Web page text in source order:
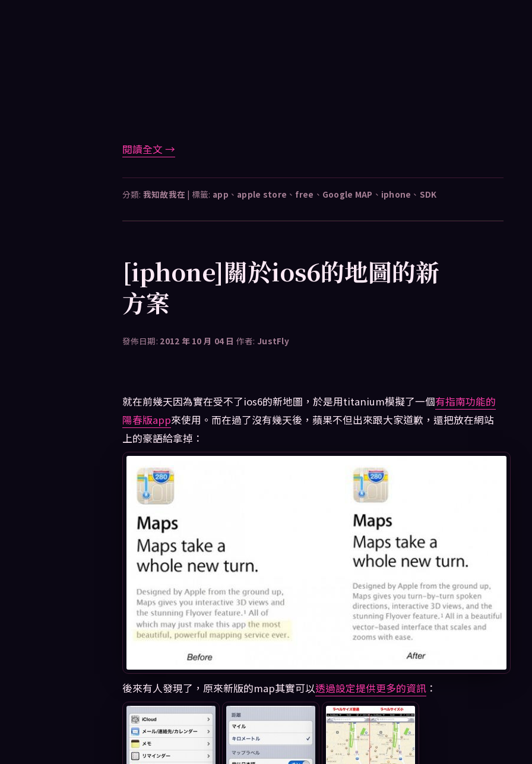
閱讀全文 →
分類: 我知故我在 | 標籤: app 、 apple store 、 free 、 Google MAP 、 iphone 、 SDK
[iphone]關於ios6的地圖的新
方案
發佈日期: 2012 年 10 月 04 日 作者: JustFly
就在前幾天因為實在受不了ios6的新地圖，於是用titanium模擬了一個有指南功能的
陽春版app來使用。而在過了沒有幾天後，蘋果不但出來跟大家道歉，還把放在網站
上的豪語給拿掉：
後來有人發現了，原來新版的map其實可以透過設定提供更多的資訊：